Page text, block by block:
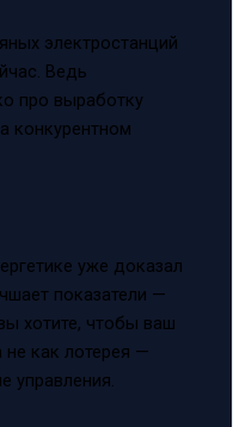
электростанций
Ведь
про выработку
конкурентном
уже доказал
показатели —
хотите, чтобы ваш
не как лотерея —
управления.